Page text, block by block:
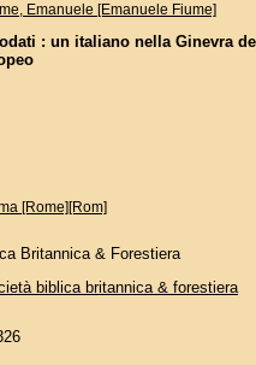
Emanuele [Emanuele Fiume]
: un italiano nella Ginevra
[Rome][Rom]
Britannica & Forestiera
biblica britannica & forestiera